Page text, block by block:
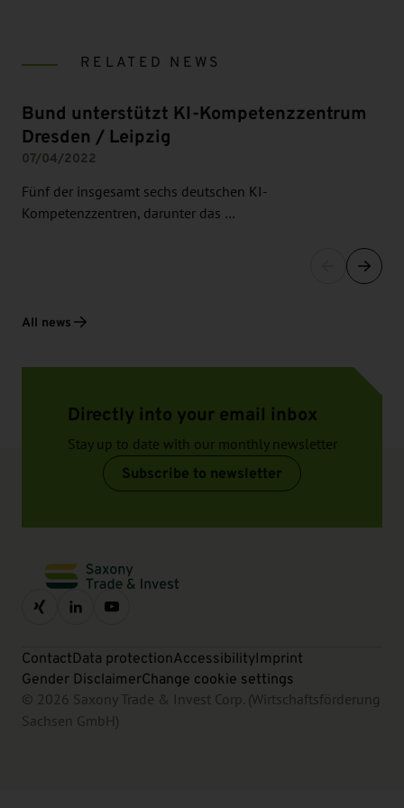
RELATED NEWS
Bund unterstützt KI-Kompetenzzentrum
Dresden / Leipzig
07/04/2022
Fünf der insgesamt sechs deutschen KI-
Kompetenzzentren, darunter das …
All news
Directly into your email inbox
Stay up to date with our monthly newsletter
Subscribe to newsletter
ContactData protectionAccessibilityImprint
Gender DisclaimerChange cookie settings
© 2026 Saxony Trade & Invest Corp. (Wirtschaftsförderung
Sachsen GmbH)